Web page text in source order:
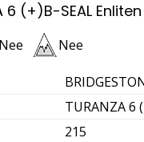
6 (+)B-SEAL
Nee Nee
TURANZA 6
215